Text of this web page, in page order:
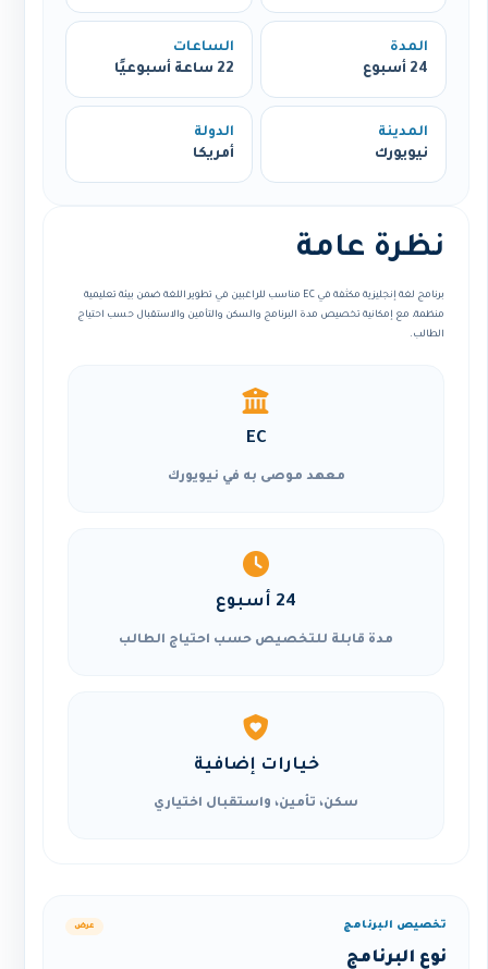
المدة
24 أسبوع
الساعات
22 ساعة أسبوعيًا
المدينة
نيويورك
الدولة
أمريكا
نظرة عامة
برنامج لغة إنجليزية مكثفة في EC مناسب للراغبين في تطوير اللغة ضمن بيئة تعليمية
منظمة، مع إمكانية تخصيص مدة البرنامج والسكن والتأمين والاستقبال حسب احتياج
الطالب.
EC
معهد موصى به في نيويورك
24 أسبوع
مدة قابلة للتخصيص حسب احتياج الطالب
خيارات إضافية
سكن، تأمين، واستقبال اختياري
تخصيص البرنامج عرض
نوع البرنامج